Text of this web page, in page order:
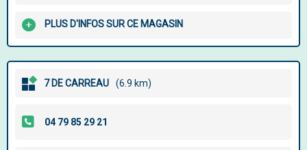
PLUS D'INFOS SUR CE MAGASIN
7 DE CARREAU (6.9 km)